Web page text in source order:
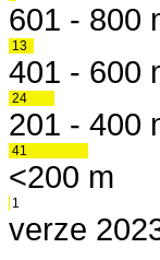
601 - 800
13
401 - 600
24
201 - 400
41
<200 m
1
verze